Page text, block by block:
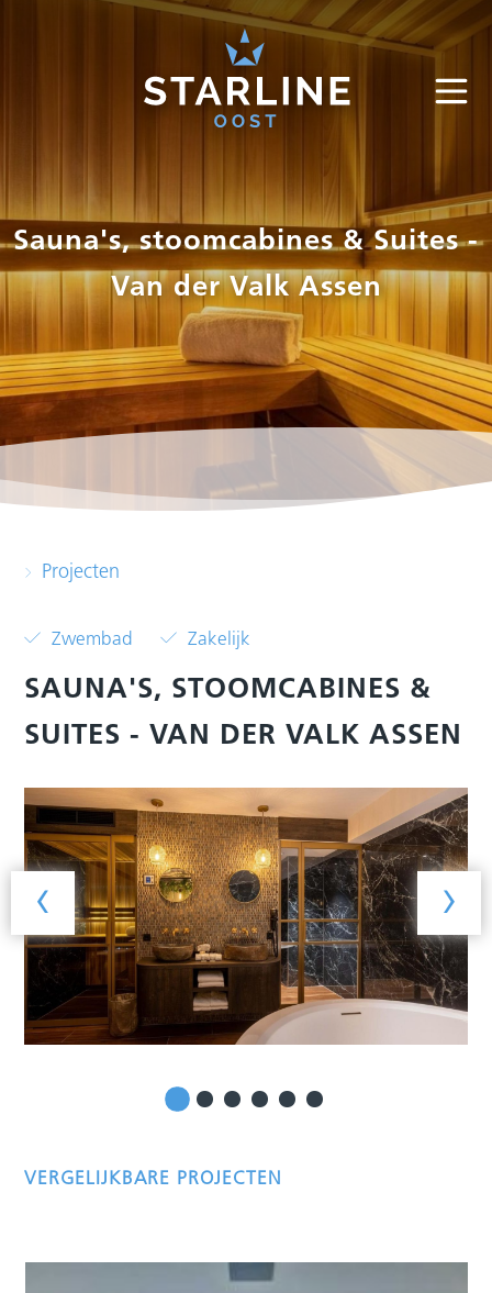
Sauna's, stoomcabines & Suites -
Van der Valk Assen
Projecten
Zwembad Zakelijk
SAUNA'S, STOOMCABINES &
SUITES - VAN DER VALK ASSEN
‹ ›
VERGELIJKBARE PROJECTEN